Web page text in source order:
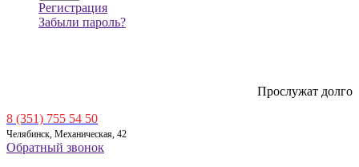
Регистрация
Забыли пароль?
Прослужат долго
8 (351) 755 54 50
Челябинск, Механическая, 42
Обратный звонок